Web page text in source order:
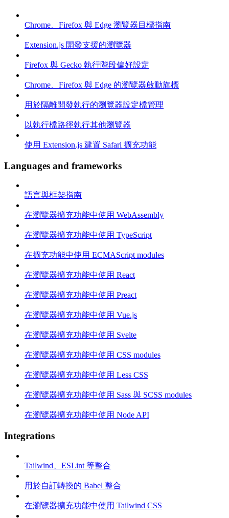
Chrome、Firefox 與 Edge 瀏覽器目標指南
Extension.js 開發支援的瀏覽器
Firefox 與 Gecko 執行階段偏好設定
Chrome、Firefox 與 Edge 的瀏覽器啟動旗標
用於隔離開發執行的瀏覽器設定檔管理
以執行檔路徑執行其他瀏覽器
使用 Extension.js 建置 Safari 擴充功能
Languages and frameworks
語言與框架指南
在瀏覽器擴充功能中使用 WebAssembly
在瀏覽器擴充功能中使用 TypeScript
在擴充功能中使用 ECMAScript modules
在瀏覽器擴充功能中使用 React
在瀏覽器擴充功能中使用 Preact
在瀏覽器擴充功能中使用 Vue.js
在瀏覽器擴充功能中使用 Svelte
在瀏覽器擴充功能中使用 CSS modules
在瀏覽器擴充功能中使用 Less CSS
在瀏覽器擴充功能中使用 Sass 與 SCSS modules
在瀏覽器擴充功能中使用 Node API
Integrations
Tailwind、ESLint 等整合
用於自訂轉換的 Babel 整合
在瀏覽器擴充功能中使用 Tailwind CSS